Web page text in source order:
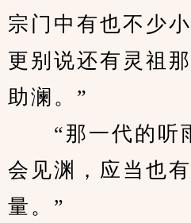
宗门中有也不少
更别说还有灵祖
助澜。”
“那一代的听
会见渊，应当也
量。”